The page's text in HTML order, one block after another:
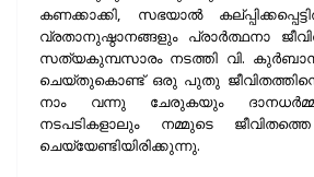
കണക്കാക്കി, സഭയാല്‍
വ്രതാനുഷ്ഠാനങ്ങളും പ്രാര്‍ത്ഥനാ
സത്യകുമ്പസാരം നടത്തി വി.
ചെയ്തുകൊണ്ട് ഒരു പുതു
നാം വന്നു ചേരുകയും
നടപടികളാലും നമ്മുടെ
ചെയ്യേണ്ടിയിരിക്കുന്നു.